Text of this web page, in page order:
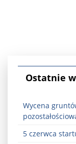
Ostatnie
Wycena
5 czerwca